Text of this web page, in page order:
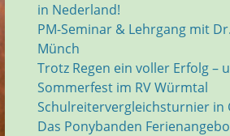
in Nederland!
PM-Seminar & Lehrgang mit
Münch
Trotz Regen ein voller Erfolg –
Sommerfest im RV Würmtal
Schulreitervergleichsturnier in
Das Ponybanden